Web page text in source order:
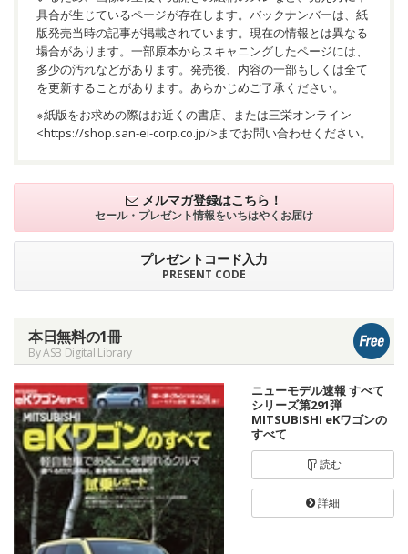
具合が生じているページが存在します。バックナンバーは、紙
版発売当時の記事が掲載されています。現在の情報とは異なる
場合があります。一部原本からスキャニングしたページには、
多少の汚れなどがあります。発売後、内容の一部もしくは全て
を更新することがあります。あらかじめご了承ください。
※紙版をお求めの際はお近くの書店、または三栄オンライン
<https://shop.san-ei-corp.co.jp/>までお問い合わせください。
メルマガ登録はこちら！
セール・プレゼント情報をいちはやくお届け
プレゼントコード入力
PRESENT CODE
本日無料の1冊
By ASB Digital Library
ニューモデル速報 すべて
シリーズ第291弾
MITSUBISHI eKワゴンの
すべて
読む
詳細